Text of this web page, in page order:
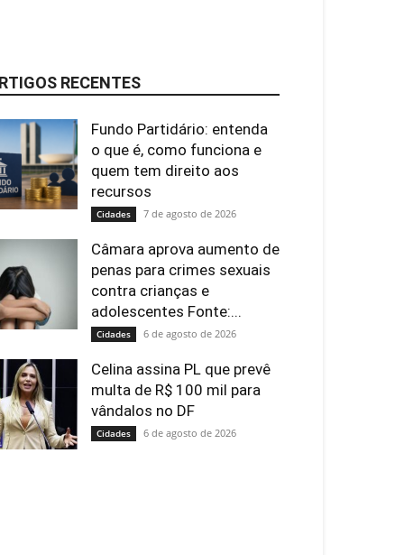
RECENTES
Fundo Partidário: entenda
o que é, como funciona e
quem tem direito aos
recursos
Cidades 7 de agosto de 2026
Câmara aprova aumento de
penas para crimes sexuais
contra crianças e
adolescentes Fonte:...
Cidades 6 de agosto de 2026
Celina assina PL que prevê
multa de R$ 100 mil para
vândalos no DF
Cidades 6 de agosto de 2026